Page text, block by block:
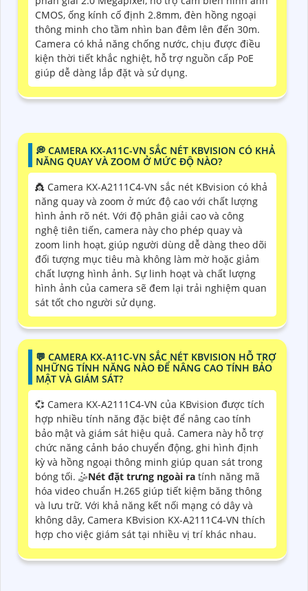
CMOS, ống kính cố định 2.8mm, đèn hồng ngoại
thông minh cho tầm nhìn ban đêm lên đến 30m.
Camera có khả năng chống nước, chịu được điều
kiện thời tiết khắc nghiệt, hỗ trợ nguồn cấp PoE
giúp dễ dàng lắp đặt và sử dụng.
️💭 CAMERA KX-A11C-VN SẮC NÉT KBVISION CÓ KHẢ
NĂNG QUAY VÀ ZOOM Ở MỨC ĐỘ NÀO?
👸 Camera KX-A2111C4-VN sắc nét KBvision có khả
năng quay và zoom ở mức độ cao với chất lượng
hình ảnh rõ nét. Với độ phân giải cao và công
nghệ tiên tiến, camera này cho phép quay và
zoom linh hoạt, giúp người dùng dễ dàng theo dõi
đối tượng mục tiêu mà không làm mờ hoặc giảm
chất lượng hình ảnh. Sự linh hoạt và chất lượng
hình ảnh của camera sẽ đem lại trải nghiệm quan
sát tốt cho người sử dụng.
️💬 CAMERA KX-A11C-VN SẮC NÉT KBVISION HỖ TRỢ
NHỮNG TÍNH NĂNG NÀO ĐỂ NÂNG CAO TÍNH BẢO
MẬT VÀ GIÁM SÁT?
💞 Camera KX-A2111C4-VN của KBvision được tích
hợp nhiều tính năng đặc biệt để nâng cao tính
bảo mật và giám sát hiệu quả. Camera này hỗ trợ
chức năng cảnh báo chuyển động, ghi hình định
kỳ và hồng ngoại thông minh giúp quan sát trong
bóng tối. 🤹Nét đặt trưng ngoài ra tính năng mã
hóa video chuẩn H.265 giúp tiết kiệm băng thông
và lưu trữ. Với khả năng kết nối mạng có dây và
không dây, Camera KBvision KX-A2111C4-VN thích
hợp cho việc giám sát tại nhiều vị trí khác nhau.